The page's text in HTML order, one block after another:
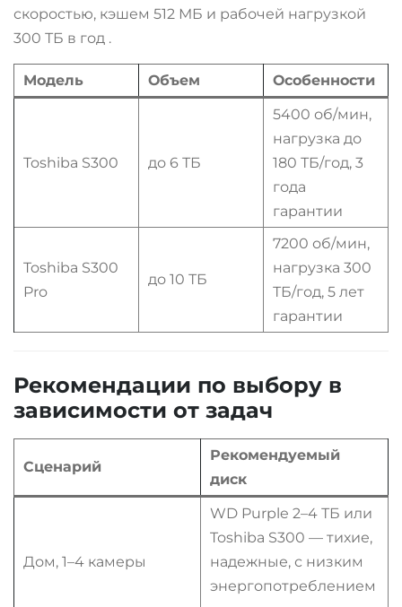
скоростью, кэшем 512 МБ и рабочей нагрузкой
300 ТБ в год .
Модель Объем Особенности
Toshiba S300 до 6 ТБ
5400 об/мин,
нагрузка до
180 ТБ/год, 3
года
гарантии
Toshiba S300
Pro
до 10 ТБ
7200 об/мин,
нагрузка 300
ТБ/год, 5 лет
гарантии
Рекомендации по выбору в
зависимости от задач
Сценарий
Рекомендуемый
диск
Дом, 1–4 камеры
WD Purple 2–4 ТБ или
Toshiba S300 — тихие,
надежные, с низким
энергопотреблением